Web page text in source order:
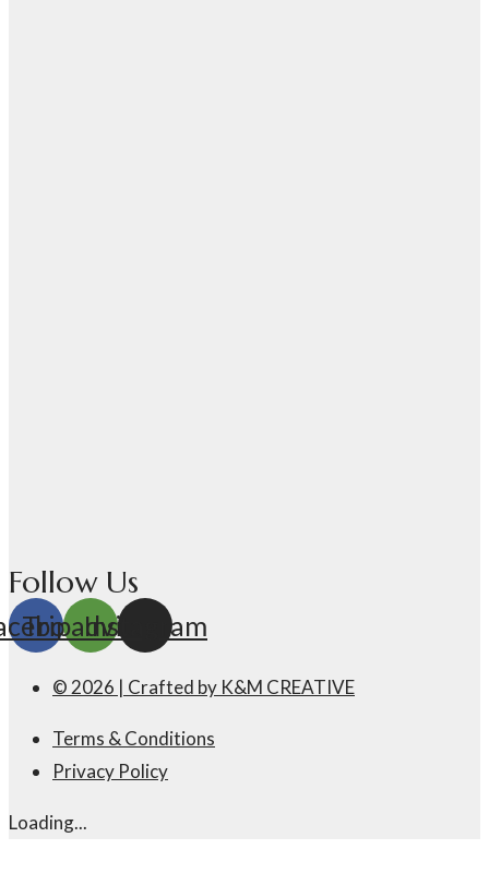
Follow Us
TripadvisorInstagram
© 2026 | Crafted by K&M CREATIVE
Terms & Conditions
Privacy Policy
Loading...